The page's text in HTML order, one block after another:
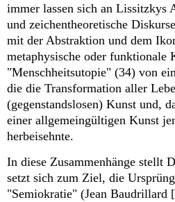
immer lassen sich an Lissitzkys
und zeichentheoretische
mit der Abstraktion und dem
metaphysische oder funktionale
"Menschheitsutopie" (34) von
die die Transformation aller
(gegenstandslosen) Kunst und,
einer allgemeingültigen Kunst
herbeisehnte.
In diese Zusammenhänge stellt
setzt sich zum Ziel, die
"Semiokratie" (Jean Baudrillard [